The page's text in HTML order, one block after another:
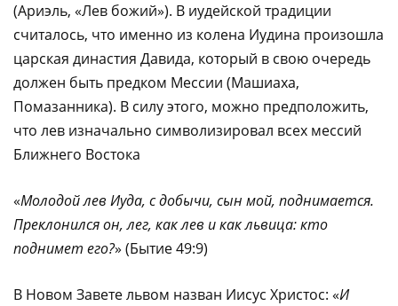
(Ариэль, «Лев божий»). В иудейской традиции
считалось, что именно из колена Иудина произошла
царская династия Давида, который в свою очередь
должен быть предком Мессии (Машиаха,
Помазанника). В силу этого, можно предположить,
что лев изначально символизировал всех мессий
Ближнего Востока
«Молодой лев Иуда, с добычи, сын мой, поднимается.
Преклонился он, лег, как лев и как львица: кто
поднимет его?» (Бытие 49:9)
В Новом Завете львом назван Иисус Христос: «И